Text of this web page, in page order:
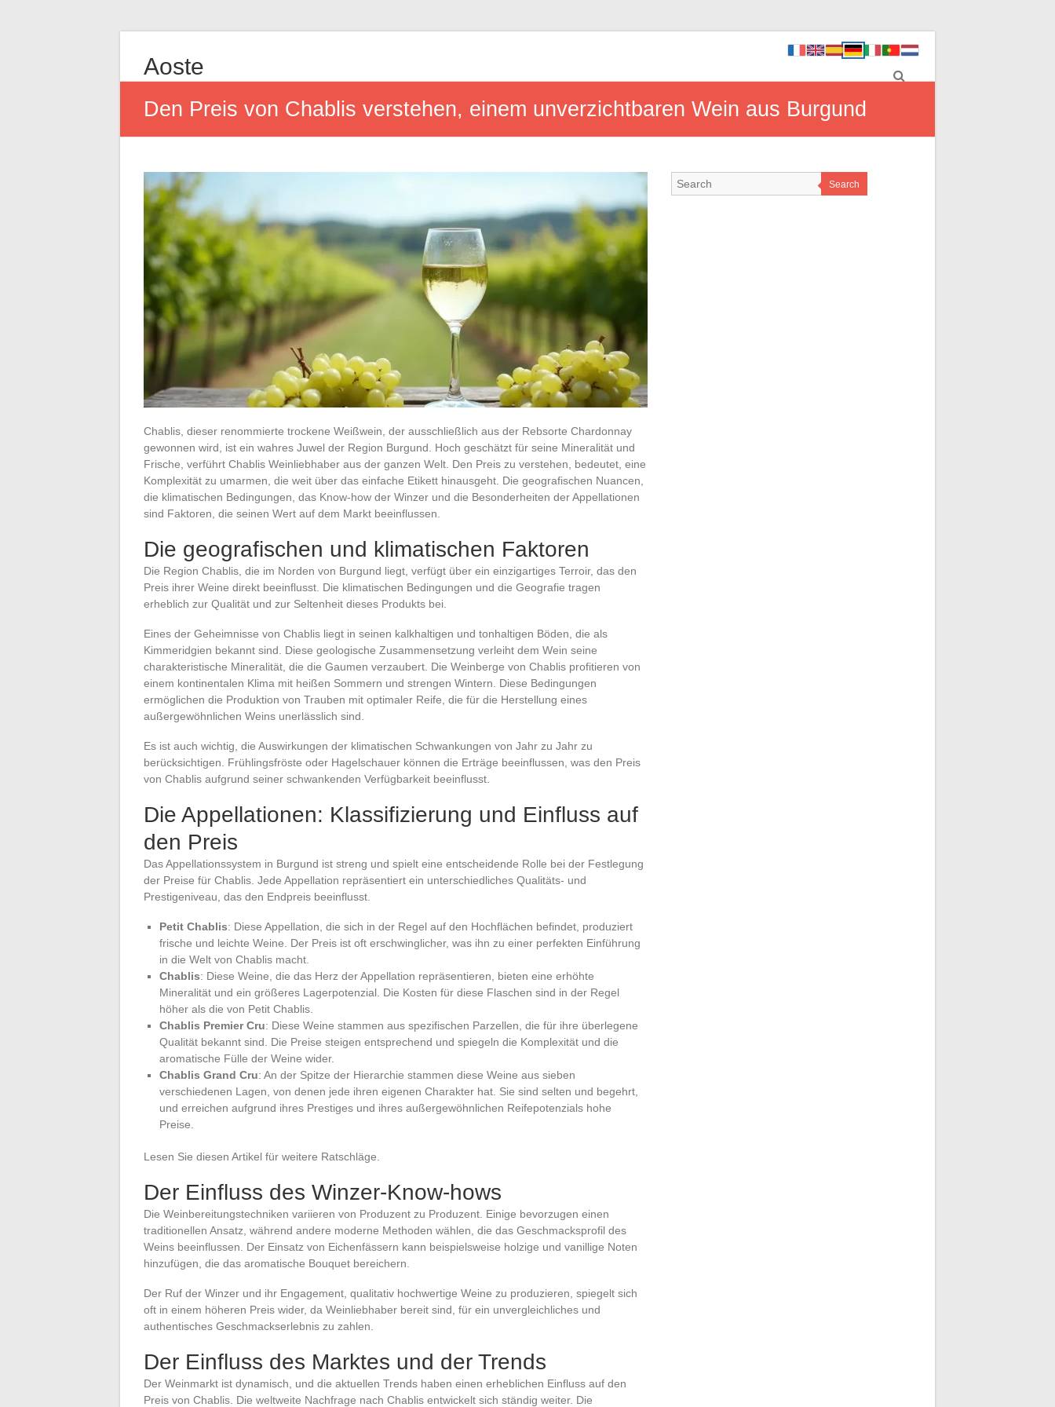
Aoste
Den Preis von Chablis verstehen, einem unverzichtbaren Wein aus Burgund
Chablis, dieser renommierte trockene Weißwein, der ausschließlich aus der Rebsorte Chardonnay
gewonnen wird, ist ein wahres Juwel der Region Burgund. Hoch geschätzt für seine Mineralität und
Frische, verführt Chablis Weinliebhaber aus der ganzen Welt. Den Preis zu verstehen, bedeutet, eine
Komplexität zu umarmen, die weit über das einfache Etikett hinausgeht. Die geografischen Nuancen,
die klimatischen Bedingungen, das Know-how der Winzer und die Besonderheiten der Appellationen
sind Faktoren, die seinen Wert auf dem Markt beeinflussen.
Die geografischen und klimatischen Faktoren
Die Region Chablis, die im Norden von Burgund liegt, verfügt über ein einzigartiges Terroir, das den
Preis ihrer Weine direkt beeinflusst. Die klimatischen Bedingungen und die Geografie tragen
erheblich zur Qualität und zur Seltenheit dieses Produkts bei.
Eines der Geheimnisse von Chablis liegt in seinen kalkhaltigen und tonhaltigen Böden, die als
Kimmeridgien bekannt sind. Diese geologische Zusammensetzung verleiht dem Wein seine
charakteristische Mineralität, die die Gaumen verzaubert. Die Weinberge von Chablis profitieren von
einem kontinentalen Klima mit heißen Sommern und strengen Wintern. Diese Bedingungen
ermöglichen die Produktion von Trauben mit optimaler Reife, die für die Herstellung eines
außergewöhnlichen Weins unerlässlich sind.
Es ist auch wichtig, die Auswirkungen der klimatischen Schwankungen von Jahr zu Jahr zu
berücksichtigen. Frühlingsfröste oder Hagelschauer können die Erträge beeinflussen, was den Preis
von Chablis aufgrund seiner schwankenden Verfügbarkeit beeinflusst.
Die Appellationen: Klassifizierung und Einfluss auf
den Preis
Das Appellationssystem in Burgund ist streng und spielt eine entscheidende Rolle bei der Festlegung
der Preise für Chablis. Jede Appellation repräsentiert ein unterschiedliches Qualitäts- und
Prestigeniveau, das den Endpreis beeinflusst.
Petit Chablis: Diese Appellation, die sich in der Regel auf den Hochflächen befindet, produziert
frische und leichte Weine. Der Preis ist oft erschwinglicher, was ihn zu einer perfekten Einführung
in die Welt von Chablis macht.
Chablis: Diese Weine, die das Herz der Appellation repräsentieren, bieten eine erhöhte
Mineralität und ein größeres Lagerpotenzial. Die Kosten für diese Flaschen sind in der Regel
höher als die von Petit Chablis.
Chablis Premier Cru: Diese Weine stammen aus spezifischen Parzellen, die für ihre überlegene
Qualität bekannt sind. Die Preise steigen entsprechend und spiegeln die Komplexität und die
aromatische Fülle der Weine wider.
Chablis Grand Cru: An der Spitze der Hierarchie stammen diese Weine aus sieben
verschiedenen Lagen, von denen jede ihren eigenen Charakter hat. Sie sind selten und begehrt,
und erreichen aufgrund ihres Prestiges und ihres außergewöhnlichen Reifepotenzials hohe
Preise.
Lesen Sie diesen Artikel für weitere Ratschläge.
Der Einfluss des Winzer-Know-hows
Die Weinbereitungstechniken variieren von Produzent zu Produzent. Einige bevorzugen einen
traditionellen Ansatz, während andere moderne Methoden wählen, die das Geschmacksprofil des
Weins beeinflussen. Der Einsatz von Eichenfässern kann beispielsweise holzige und vanillige Noten
hinzufügen, die das aromatische Bouquet bereichern.
Der Ruf der Winzer und ihr Engagement, qualitativ hochwertige Weine zu produzieren, spiegelt sich
oft in einem höheren Preis wider, da Weinliebhaber bereit sind, für ein unvergleichliches und
authentisches Geschmackserlebnis zu zahlen.
Der Einfluss des Marktes und der Trends
Der Weinmarkt ist dynamisch, und die aktuellen Trends haben einen erheblichen Einfluss auf den
Preis von Chablis. Die weltweite Nachfrage nach Chablis entwickelt sich ständig weiter. Die
Search